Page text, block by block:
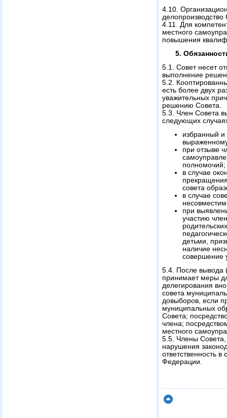
4.10.
4.11. Для
местного
повышения
5.
5.1. Совет несет
выполнение
5.2.
есть более двух
уважительных
решению Совета.
5.3. Член Совета
следующих
избранный
при отзыве
полномочий;
в случае
совета
в случае
при
участию
детьми,
наличие
совершение
5.4. После вывода
принимает меры
делегирования
совета
довыборов, если
муниципальных
Совета;
члена;
местного
5.5. Члены
нарушения
ответственность в
Федерации.